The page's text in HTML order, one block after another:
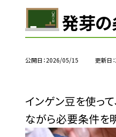
発芽の
公開日 2026/05/15 更新日
インゲン豆を使っ
ながら必要条件を